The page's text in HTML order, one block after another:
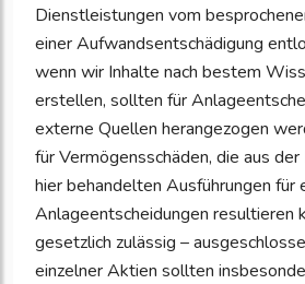
Dienstleistungen vom
einer Aufwandsentschädigung
wenn wir Inhalte nach bestem
erstellen, sollten für
externe Quellen herangezogen
für Vermögensschäden, die aus
hier behandelten Ausführungen für
Anlageentscheidungen resultieren
gesetzlich zulässig –
einzelner Aktien sollten